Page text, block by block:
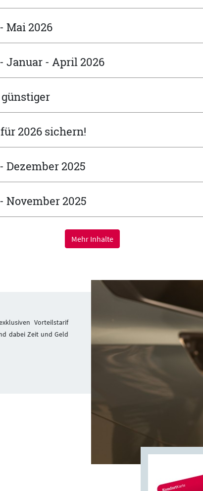
Mai 2026
Januar - April 2026
2026 sichern!
Dezember 2025
November 2025
Mehr Inhalte
Vorteilstarif
dabei Zeit und Geld